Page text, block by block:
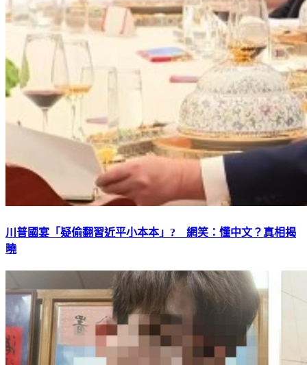
川普國宴「疑偷翻習近平小本本」? 網笑：懂中文？真相揭
曉